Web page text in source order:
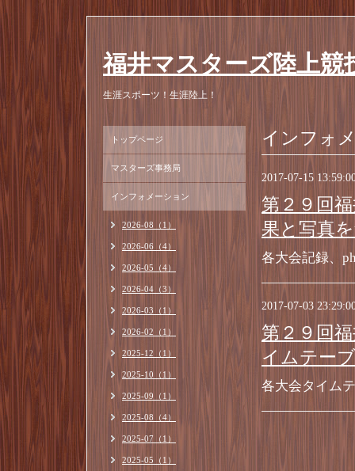
福井マスターズ陸上競
生涯スポーツ！生涯陸上！
インフォ
2017-07-15
第２９回
果と写真
各大会記録、
2017-07-03
第２９回
イムテー
各大会タイム
トップページ
マスターズ事務局
インフォメーション
2026-08（1）
2026-06（4）
2026-05（4）
2026-04（3）
2026-03（1）
2026-02（1）
2025-12（1）
2025-10（1）
2025-09（1）
2025-08（4）
2025-07（1）
2025-05（1）